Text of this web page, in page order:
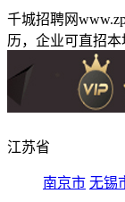
千城招聘网
历，企业可直招
江苏省
南京市 无锡